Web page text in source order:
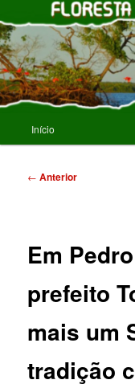
para
o
conteúdo
principal
principal
Início
Navegação
← Anterior
Em
prefeito
mais um
tradição